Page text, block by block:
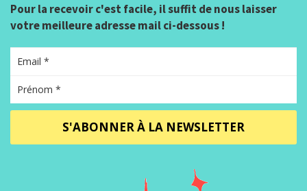
Pour la recevoir c'est facile, il suffit de nous laisser
votre meilleure adresse mail ci-dessous !
S'ABONNER À LA NEWSLETTER